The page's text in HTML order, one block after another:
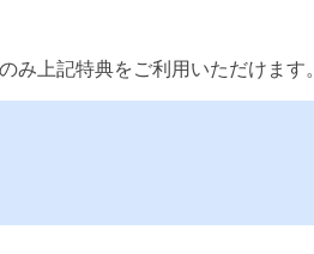
上記特典をご利用いただけます。